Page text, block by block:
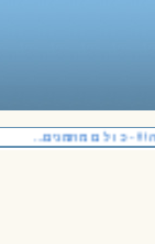
- כ ו ל ם מוזמנים...